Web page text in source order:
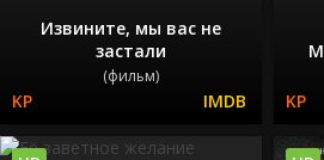
Извините, мы вас не
застали
(фильм)